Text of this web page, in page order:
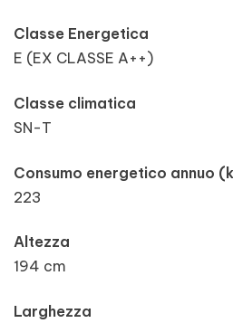
Classe Energetica
E (EX CLASSE A++)
Classe climatica
SN-T
Consumo energetico annuo
223
Altezza
194 cm
Larghezza